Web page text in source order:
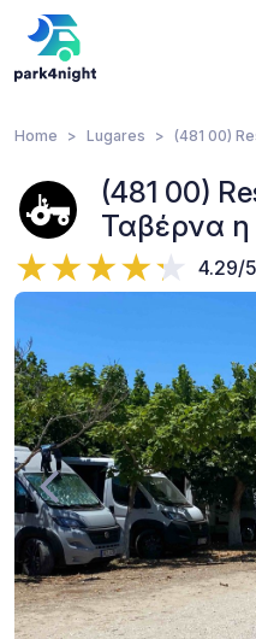
Home Lugares (481 00)
(481 00)
Ταβέρνα
4.29/5